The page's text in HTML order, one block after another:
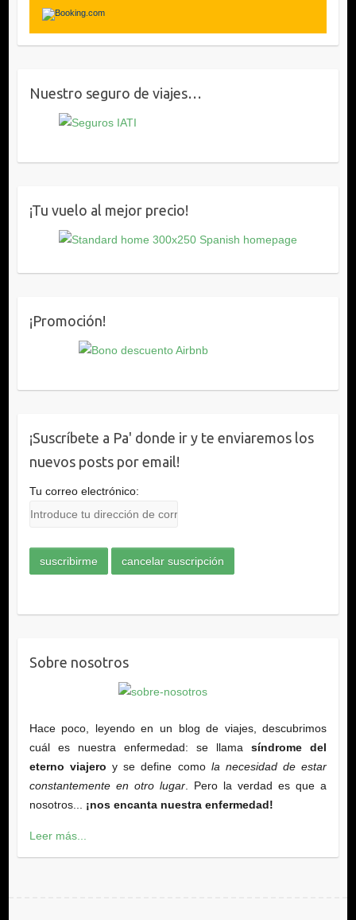
Nuestro seguro de viajes…
¡Tu vuelo al mejor precio!
¡Promoción!
¡Suscríbete a Pa' donde ir y te enviaremos los
nuevos posts por email!
Tu correo electrónico:
Sobre nosotros
Hace poco, leyendo en un blog de viajes, descubrimos
cuál es nuestra enfermedad: se llamasíndrome del
eterno viajero y se define como la necesidad de estar
constantemente en otro lugar. Pero la verdad es que a
nosotros... ¡nos encanta nuestra enfermedad!
Leer más...